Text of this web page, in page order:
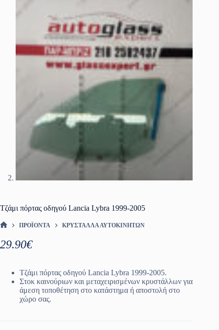
Τζάμι πόρτας οδηγού Lancia Lybra 1999-2005
ΠΡΟΪΌΝΤΑ ΚΡΎΣΤΑΛΛΑ ΑΥΤΟΚΙΝΉΤΩΝ
29.90€
Τζάμι πόρτας οδηγού Lancia Lybra 1999-2005.
Στοκ καινούριων και μεταχειρισμένων κρυστάλλων για
άμεση τοποθέτηση στο κατάστημα ή αποστολή στο
χώρο σας.